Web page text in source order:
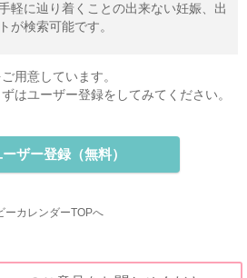
軽に辿り着くことの出来ない妊娠、出
が検索可能です。
用意しています。
はユーザー登録をしてみてください。
ザー登録（無料）
ーカレンダーTOPへ